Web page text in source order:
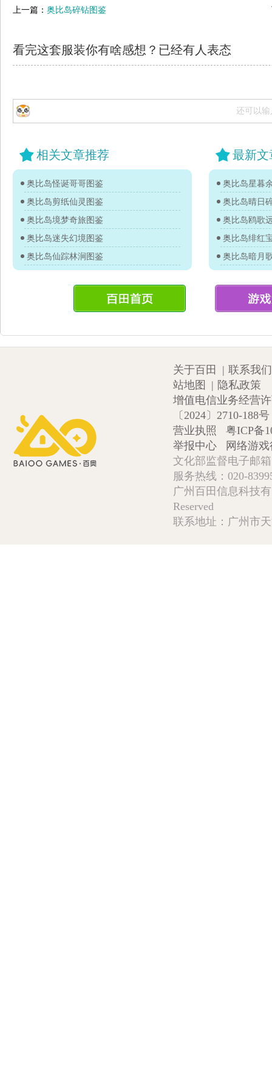
上一篇： 奥比岛碎钻图鉴
看完这套服装你有啥感想？已经有人表态
还可以输
相关文章推荐
奥比岛怪诞哥哥图鉴
奥比岛剪纸仙灵图鉴
奥比岛境梦奇旅图鉴
奥比岛迷失幻境图鉴
奥比岛仙踪林涧图鉴
最新文
奥比岛星暮
奥比岛晴日
奥比岛鸥歌
奥比岛绯红
奥比岛暗月
关于百田 | 联系我们
站地图
| 隐私政策
增值电信业务经营
〔2024〕2710-188号
营业执照
粤ICP备
举报中心
网络游
文化部监督电子邮
服务热线：020-
广州百田信息科技
Reserved
联系地址：广州市